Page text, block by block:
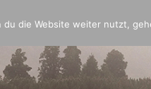
die Website weiter nutzt,